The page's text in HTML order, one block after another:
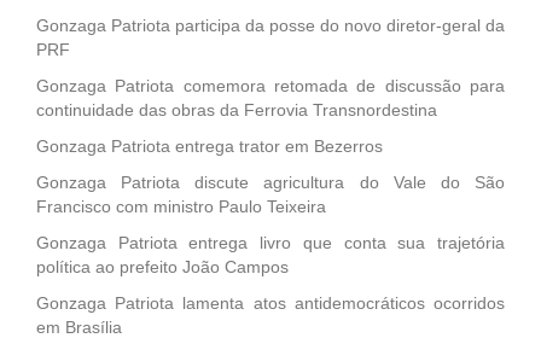
Gonzaga Patriota participa da posse do novo diretor-geral da
PRF
Gonzaga Patriota comemora retomada de discussão para
continuidade das obras da Ferrovia Transnordestina
Gonzaga Patriota entrega trator em Bezerros
Gonzaga Patriota discute agricultura do Vale do São
Francisco com ministro Paulo Teixeira
Gonzaga Patriota entrega livro que conta sua trajetória
política ao prefeito João Campos
Gonzaga Patriota lamenta atos antidemocráticos ocorridos
em Brasília